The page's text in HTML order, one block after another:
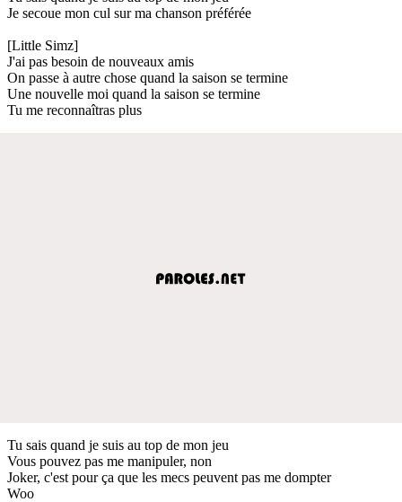
Je secoue mon cul sur ma chanson préférée
[Little Simz]
J'ai pas besoin de nouveaux amis
On passe à autre chose quand la saison se termine
Une nouvelle moi quand la saison se termine
Tu me reconnaîtras plus
Tu sais quand je suis au top de mon jeu
Vous pouvez pas me manipuler, non
Joker, c'est pour ça que les mecs peuvent pas me dompter
Woo